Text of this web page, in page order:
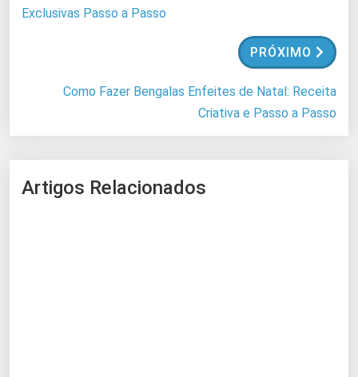
Exclusivas Passo a Passo
PRÓXIMO
Como Fazer Bengalas Enfeites de Natal: Receita
Criativa e Passo a Passo
Artigos Relacionados